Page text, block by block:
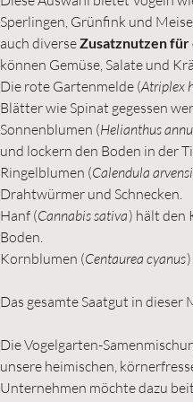
Sperlingen, Grünfink und
auch diverseZusatznutzen
können Gemüse, Salate und
Die rote Gartenmelde (Atriplex
Blätter wie Spinat gegessen
Sonnenblumen (Helianthus
und lockern den Boden in der
Ringelblumen (Calendula
Drahtwürmer und Schnecken.
Hanf (Cannabis sativa) hält den
Boden.
Kornblumen (Centaurea cyanus
Das gesamte Saatgut in dieser
Die Vogelgarten-
unsere heimischen,
Unternehmen möchte dazu